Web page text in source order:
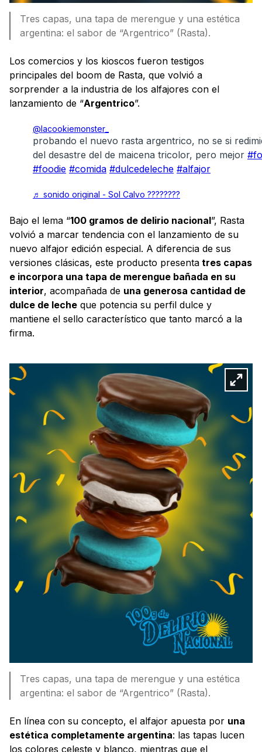
Tres capas, una tapa de merengue y una estética
argentina: el sabor de “Argentrico” (Rasta).
Los comercios y los kioscos fueron testigos
principales del boom de Rasta, que volvió a
sorprender a la industria de los alfajores con el
lanzamiento de “Argentrico”.
@lacookiemonster_
probando el nuevo rasta argentrico, no se si
del desastre del de maicena tricolor, pero mejor
#foodie #comida #dulcedeleche #alfajor
♬ sonido original - Sol Calvo ????????
Bajo el lema “100 gramos de delirio nacional”, Rasta
volvió a marcar tendencia con el lanzamiento de su
nuevo alfajor edición especial. A diferencia de sus
versiones clásicas, este producto presenta tres capas
e incorpora una tapa de merengue bañada en su
interior, acompañada de una generosa cantidad de
dulce de leche que potencia su perfil dulce y
mantiene el sello característico que tanto marcó a la
firma.
Tres capas, una tapa de merengue y una estética
argentina: el sabor de “Argentrico” (Rasta).
En línea con su concepto, el alfajor apuesta por una
estética completamente argentina: las tapas lucen
los colores celeste y blanco, mientras que el